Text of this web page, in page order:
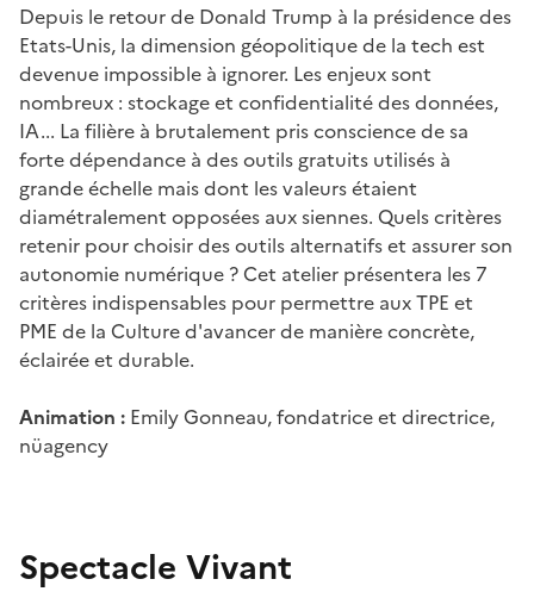
Depuis le retour de Donald Trump à la présidence des
Etats-Unis, la dimension géopolitique de la tech est
devenue impossible à ignorer. Les enjeux sont
nombreux : stockage et confidentialité des données,
IA... La filière à brutalement pris conscience de sa
forte dépendance à des outils gratuits utilisés à
grande échelle mais dont les valeurs étaient
diamétralement opposées aux siennes. Quels critères
retenir pour choisir des outils alternatifs et assurer son
autonomie numérique ? Cet atelier présentera les 7
critères indispensables pour permettre aux TPE et
PME de la Culture d'avancer de manière concrète,
éclairée et durable.
Animation : Emily Gonneau, fondatrice et directrice,
nüagency
Spectacle Vivant